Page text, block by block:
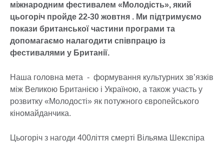
міжнародним фестивалем «Молодість», який
цьогоріч пройде 22-30 жовтня . Ми підтримуємо
покази британської частини програми та
допомагаємо налагодити співпрацю із
фестивалями у Британії.
Наша головна мета - формування культурних зв’язків
між Великою Британією і Україною, а також участь у
розвитку «Молодості» як потужного європейського
кіномайданчика.
Цьогоріч з нагоди 400ліття смерті Вільяма Шекспіра